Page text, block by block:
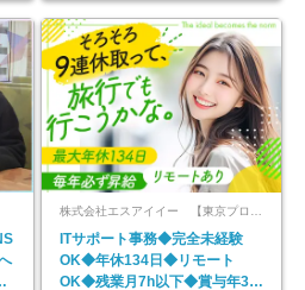
ITサポート事務◆完全未経験
OK◆年休134日◆リモート
OK◆残業月7h以下◆賞与年3回